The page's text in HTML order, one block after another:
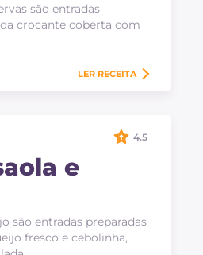
são entradas
crocante coberta com
LER RECEITA
e
são entradas preparadas
fresco e cebolinha,
4.5